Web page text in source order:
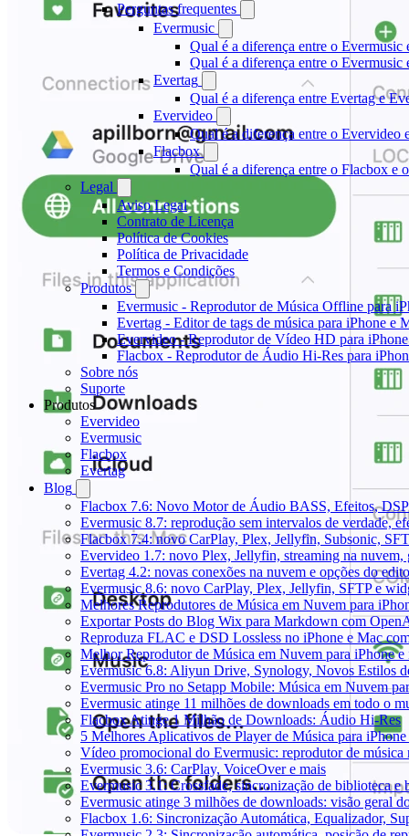
Perguntas frequentes
Evermusic
Qual é a diferença entre o Evermusic
Qual é a diferença entre o
Evertag
Qual é a diferença entre Evertag e
Evervideo
Qual é a diferença entre o Evervideo
Flacbox
Qual é a diferença entre o Flacbox e
Legal
Aviso Legal
Contrato de Licença
Política de Cookies
Política de Privacidade
Termos e Condições
Produtos
Evermusic - Reprodutor de Música Offline para
Evertag - Editor de tags de música para iPhone e
Evervideo - Reprodutor de Vídeo HD para
Flacbox - Reprodutor de Áudio Hi-Res para
Sobre nós
Suporte
Produtos
Evervideo
Evermusic
Flacbox
Evertag
Blog
Flacbox 7.6: Novo Motor de Áudio BASS, Efeitos,
Evermusic 8.7: reprodução sem intervalos de verdade,
Flacbox 7.4: novo CarPlay, Plex, Jellyfin, Subsonic,
Evervideo 1.7: novo Plex, Jellyfin, streaming na nuvem,
Evertag 4.2: novas conexões na nuvem e opções do
Evermusic 8.6: novo CarPlay, Plex, Jellyfin, SFTP e
Melhores Reprodutores de Música em Nuvem para
Exportar Posts do Blog Wix para Markdown com
Reproduza FLAC e DSD Lossless no iPhone e Mac
Melhor Reprodutor de Música em Nuvem para iPhone e
Evermusic 6.8: Aliyun Drive, Synology, Novos Estilos
Evermusic Pro no Setapp Mobile: Música em Nuvem
Evermusic atinge 11 milhões de downloads em todo o
Flacbox Atinge 1 Milhão de Downloads: Áudio Hi-Res
5 Melhores Aplicativos de Player de Música para
Vídeo promocional do Evermusic: reprodutor de música
Evermusic 3.6: CarPlay, VoiceOver e mais
Evermusic 3.1: Crossfade, sincronização de biblioteca e
Evermusic atinge 3 milhões de downloads: visão geral
Flacbox 1.6: Sincronização Automática, Equalizador,